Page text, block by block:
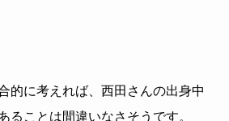
的に考えれば、西田さんの出身中
ることは間違いなさそうです。